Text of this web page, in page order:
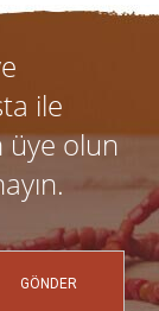
ile
üye olun
GÖNDER